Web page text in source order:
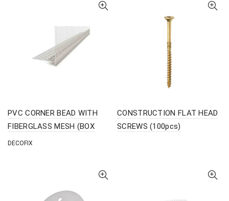
PVC CORNER BEAD WITH
FIBERGLASS MESH (BOX
100pcs)
DECOFIX
CONSTRUCTION FLAT HEAD
SCREWS (100pcs)